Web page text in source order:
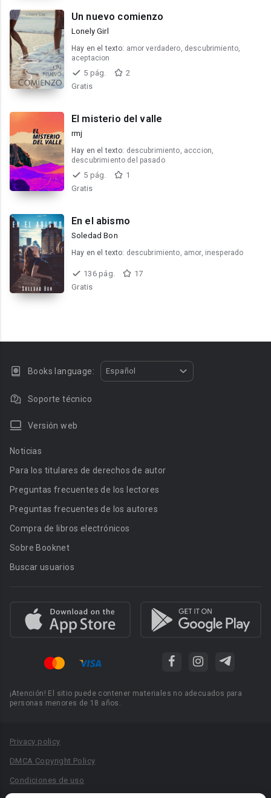
Un nuevo comienzo
Lonely Girl
Hay en el texto: amor verdadero, descubrimiento,
aceptacion
5 pág.
2
Gratis
El misterio del valle
rmj
Hay en el texto: descubrimiento, acccion,
descubrimiento del pasado
5 pág.
1
Gratis
En el abismo
Soledad Bon
Hay en el texto: descubrimiento, amor, inesperado
136 pág.
17
Gratis
Books language: Español
Soporte técnico
Versión web
Noticias
Para los titulares de derechos de autor
Preguntas frecuentes de los lectores
Preguntas frecuentes de los autores
Compra de libros electrónicos
Sobre Booknet
Buscar usuarios
¡Atención! El sitio puede contener materiales no adecuados para
personas menores de 18 años.
Privacy policy
DMCA Copyright Policy
Condiciones de uso